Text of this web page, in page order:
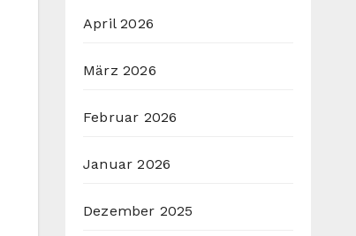
April 2026
März 2026
Februar 2026
Januar 2026
Dezember 2025